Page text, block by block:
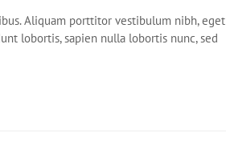
Aliquam porttitor vestibulum nibh, eget
lobortis, sapien nulla lobortis nunc, sed